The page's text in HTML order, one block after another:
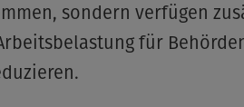
sondern verfügen
für